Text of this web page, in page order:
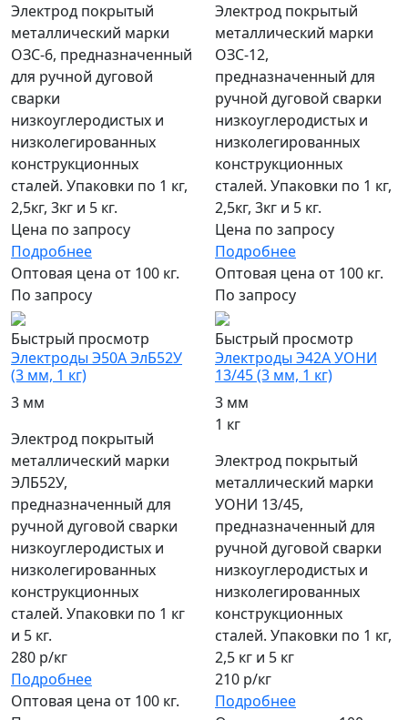
Электрод покрытый
металлический марки
ОЗС-6, предназначенный
для ручной дуговой
сварки
низкоуглеродистых и
низколегированных
конструкционных
сталей. Упаковки по 1 кг,
2,5кг, 3кг и 5 кг.
Цена по запросу
Подробнее
Оптовая цена от 100 кг.
По запросу
Электрод покрытый
металлический марки
ОЗС-12,
предназначенный для
ручной дуговой сварки
низкоуглеродистых и
низколегированных
конструкционных
сталей. Упаковки по 1 кг,
2,5кг, 3кг и 5 кг.
Цена по запросу
Подробнее
Оптовая цена от 100 кг.
По запросу
Быстрый просмотр
Электроды Э50А ЭлБ52У
(3 мм, 1 кг)
3 мм
Электрод покрытый
металлический марки
ЭЛБ52У,
предназначенный для
ручной дуговой сварки
низкоуглеродистых и
низколегированных
конструкционных
сталей. Упаковки по 1 кг
и 5 кг.
280 р/кг
Подробнее
Оптовая цена от 100 кг.
Быстрый просмотр
Электроды Э42А УОНИ
13/45 (3 мм, 1 кг)
3 мм
1 кг
Электрод покрытый
металлический марки
УОНИ 13/45,
предназначенный для
ручной дуговой сварки
низкоуглеродистых и
низколегированных
конструкционных
сталей. Упаковки по 1 кг,
2,5 кг и 5 кг
210 р/кг
Подробнее